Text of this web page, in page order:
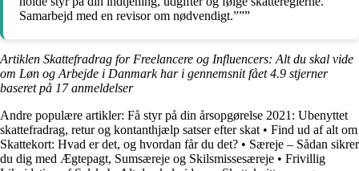
Samarbejd med en revisor om nødvendigt.”””
Artiklen Skattefradrag for Freelancere og Influencers: Alt du skal vide
om Løn og Arbejde i Danmark har i gennemsnit fået4.9 stjerner
baseret på 17anmeldelser
Andre populære artikler: Få styr på din årsopgørelse 2021: Ubenyttet
skattefradrag, retur og kontanthjælp satser efter skat • Find ud af alt om
Skattekort: Hvad er det, og hvordan får du det? • Særeje – Sådan sikrer
du dig med Ægtepagt, Sumsæreje og Skilsmissesæreje • Frivillig